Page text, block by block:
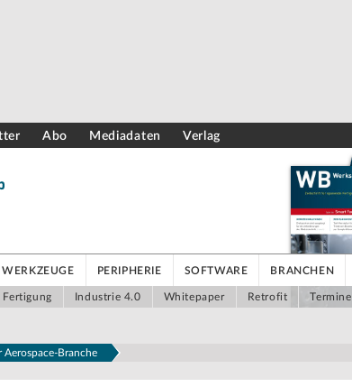
Abo Mediadaten Verlag
WERKZEUGE PERIPHERIE SOFTWARE BRANCHEN
Industrie 4.0 Whitepaper Retrofit Termine
Branche